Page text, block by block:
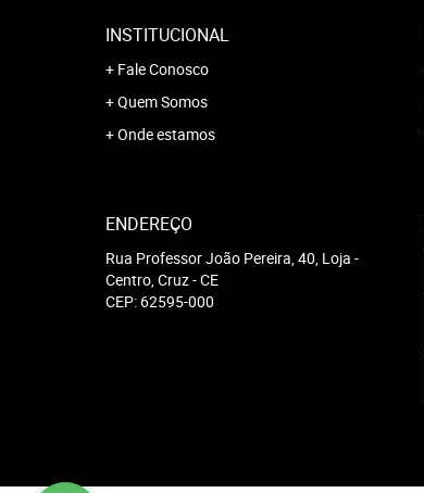
INSTITUCIONAL
Fale Conosco
Quem Somos
Onde estamos
ENDEREÇO
Rua Professor João Pereira, 40, Loja -
Centro, Cruz-CE
CEP: 62595-000